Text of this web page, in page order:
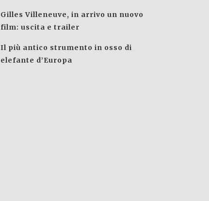
Gilles Villeneuve, in arrivo un nuovo
film: uscita e trailer
Il più antico strumento in osso di
elefante d’Europa